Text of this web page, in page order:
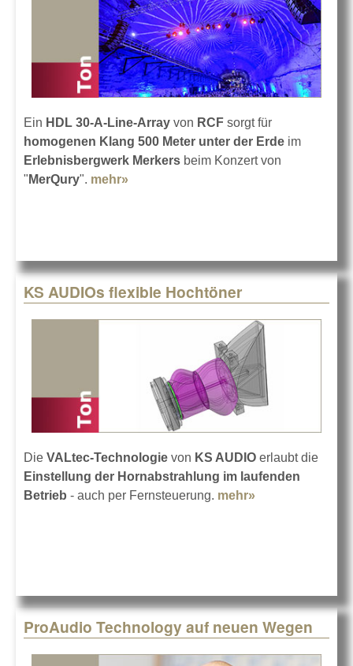
Ein HDL 30-A-Line-Array von RCF sorgt für
homogenen Klang 500 Meter unter der Erde im
Erlebnisbergwerk Merkers beim Konzert von
" MerQury". mehr»
KS AUDIOs flexible Hochtöner
Die VALtec-Technologie von KS AUDIO erlaubt die
Einstellung der Hornabstrahlung im laufenden
Betrieb - auch per Fernsteuerung. mehr»
ProAudio Technology auf neuen Wegen